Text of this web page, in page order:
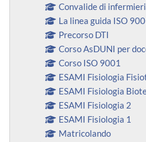
Convalide di
La linea guida ISO
Precorso DTI
Corso AsDUNI per
Corso ISO 9001
ESAMI Fisiologia
ESAMI Fisiologia
ESAMI Fisiologia 2
ESAMI Fisiologia 1
Matricolando